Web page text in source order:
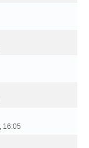
16:05